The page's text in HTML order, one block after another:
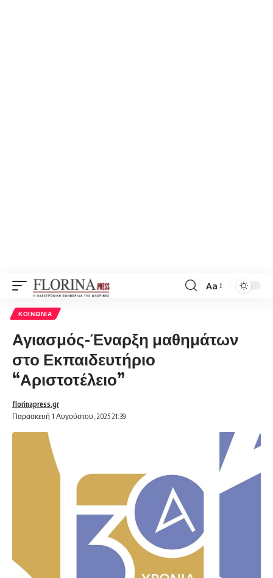
Font
Aa
ΚΟΙΝΩΝΊΑ
Αγιασμός-Έναρξη μαθημάτων
στο Εκπαιδευτήριο
“Αριστοτέλειο”
Παρασκευή 1 Αυγούστου, 2025 21:39
florinapress.gr